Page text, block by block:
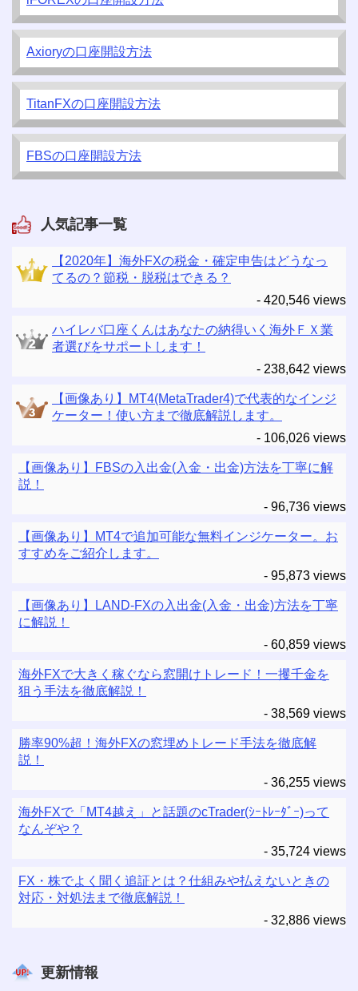
Axioryの口座開設方法
TitanFXの口座開設方法
FBSの口座開設方法
人気記事一覧
【2020年】海外FXの税金・確定申告はどうなっ
てるの？節税・脱税はできる？
- 420,546 views
ハイレバ口座くんはあなたの納得いく海外ＦＸ業
者選びをサポートします！
- 238,642 views
【画像あり】MT4(MetaTrader4)で代表的なインジ
ケーター！使い方まで徹底解説します。
- 106,026 views
【画像あり】FBSの入出金(入金・出金)方法を丁寧に解
説！
- 96,736 views
【画像あり】MT4で追加可能な無料インジケーター。お
すすめをご紹介します。
- 95,873 views
【画像あり】LAND-FXの入出金(入金・出金)方法を丁寧
に解説！
- 60,859 views
海外FXで大きく稼ぐなら窓開けトレード！一攫千金を
狙う手法を徹底解説！
- 38,569 views
勝率90%超！海外FXの窓埋めトレード手法を徹底解
説！
- 36,255 views
海外FXで「MT4越え」と話題のcTrader(ｼｰﾄﾚｰﾀﾞｰ)って
なんぞや？
- 35,724 views
FX・株でよく聞く追証とは？仕組みや払えないときの
対応・対処法まで徹底解説！
- 32,886 views
更新情報